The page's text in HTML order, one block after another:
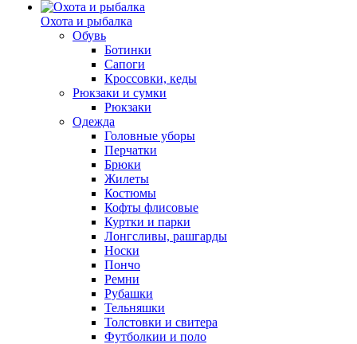
Охота и рыбалка
Обувь
Ботинки
Сапоги
Кроссовки, кеды
Рюкзаки и сумки
Рюкзаки
Одежда
Головные уборы
Перчатки
Брюки
Жилеты
Костюмы
Кофты флисовые
Куртки и парки
Лонгсливы, рашгарды
Носки
Пончо
Ремни
Рубашки
Тельняшки
Толстовки и свитера
Футболкии и поло